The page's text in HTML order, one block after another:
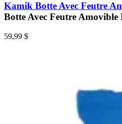
Kamik Botte Avec Feutre
Botte Avec Feutre Amovible
59,99 $